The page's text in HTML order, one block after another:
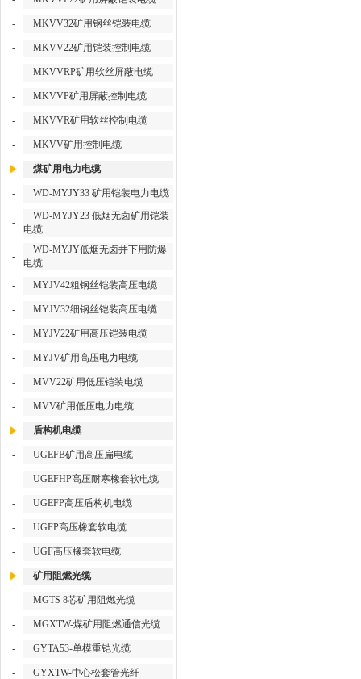
- MKVV32矿用钢丝铠装电缆
- MKVV22矿用铠装控制电缆
- MKVVRP矿用软丝屏蔽电缆
- MKVVP矿用屏蔽控制电缆
- MKVVR矿用软丝控制电缆
- MKVV矿用控制电缆
煤矿用电力电缆
- WD-MYJY33 矿用铠装电力电缆
-
WD-MYJY23 低烟无卤矿用铠装
电缆
-
WD-MYJY低烟无卤井下用防爆
电缆
-
MYJV42粗钢丝铠装高压电缆
- MYJV32细钢丝铠装高压电缆
- MYJV22矿用高压铠装电缆
- MYJV矿用高压电力电缆
- MVV22矿用低压铠装电缆
- MVV矿用低压电力电缆
盾构机电缆
- UGEFB矿用高压扁电缆
- UGEFHP高压耐寒橡套软电缆
- UGEFP高压盾构机电缆
- UGFP高压橡套软电缆
- UGF高压橡套软电缆
矿用阻燃光缆
- MGTS 8芯矿用阻燃光缆
- MGXTW-煤矿用阻燃通信光缆
- GYTA53-单模重铠光缆
- GYXTW-中心松套管光纤